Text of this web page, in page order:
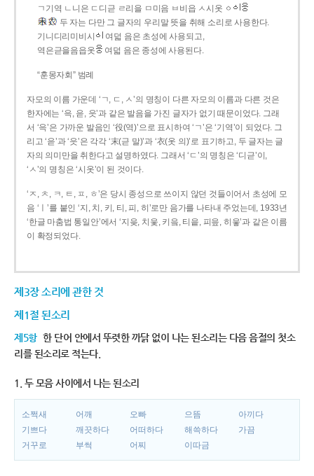
ㄱ기역 ㄴ니은 ㄷ디귿 ㄹ리을 ㅁ미음 ㅂ비읍 ㅅ시옷 ㆁ
두 자는 다만 그 글자의 우리말 뜻을 취해 소리로 사용한다.
기니디리미비시
여덟 음은 초성에 사용되고,
역은귿을음읍옷
여덟 음은 종성에 사용된다.
“훈몽자회” 범례
자모의 이름 가운데 ‘ㄱ, ㄷ, ㅅ’의 명칭이 다른 자모의 이름과 다른 것은
한자에는 ‘윽, 읃, 읏’과 같은 발음을 가진 글자가 없기 때문이었다. 그래
서 ‘윽’은 가까운 발음인 ‘役(역)’으로 표시하여 ‘ㄱ’은 ‘기역’이 되었다. 그
리고 ‘읃’과 ‘읏’은 각각 ‘末(귿 말)’과 ‘衣(옷 의)’로 표기하고, 두 글자는 글
자의 의미만을 취한다고 설명하였다. 그래서 ‘ㄷ’의 명칭은 ‘디귿’이,
‘ㅅ’의 명칭은 ‘시옷’이 된 것이다.
‘ㅈ, ㅊ, ㅋ, ㅌ, ㅍ, ㅎ’은 당시 종성으로 쓰이지 않던 것들이어서 초성에 모
음 ‘ㅣ’를 붙인 ‘지, 치, 키, 티, 피, 히’로만 음가를 나타내 주었는데, 1933년
‘한글 마춤법 통일안’에서 ‘지읒, 치읓, 키읔, 티읕, 피읖, 히읗’과 같은 이름
이 확정되었다.
제3장 소리에 관한 것
제1절 된소리
제5항 한 단어 안에서 뚜렷한 까닭 없이 나는 된소리는 다음 음절의 첫소
리를 된소리로 적는다.
1. 두 모음 사이에서 나는 된소리
소쩍새 어깨 오빠 으뜸
아끼다
기쁘다
깨끗하다 어떠하다 해쓱하다
가끔
거꾸로
부썩 어찌 이따금